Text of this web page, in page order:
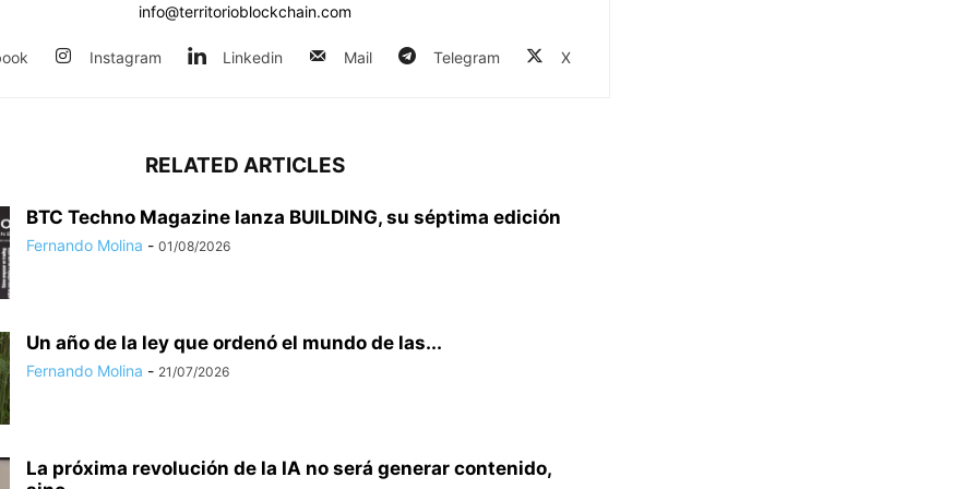
info@territorioblockchain.com
Instagram Linkedin Mail Telegram X
RELATED ARTICLES
BTC Techno Magazine lanza BUILDING, su séptima edición
Fernando Molina - 01/08/2026
Un año de la ley que ordenó el mundo de las...
Fernando Molina - 21/07/2026
La próxima revolución de la IA no será generar contenido,